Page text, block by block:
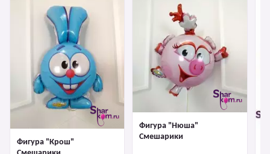
Фигура "Крош"
Фигура "Нюша"
Смешарики